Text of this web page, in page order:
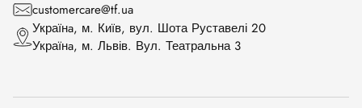
customercare@tf.ua
Українa, м. Київ, вул. Шота Руставелі 20
Українa, м. Львів. Вул. Театральна 3